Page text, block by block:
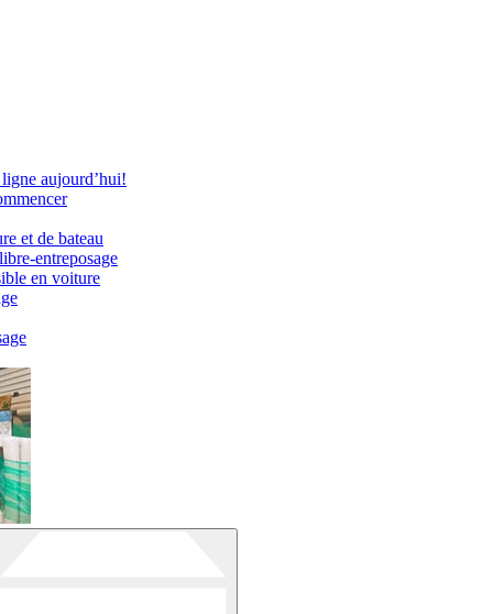
aujourd’hui!
et de bateau
entreposage
en voiture